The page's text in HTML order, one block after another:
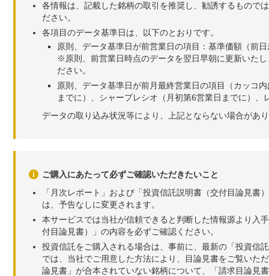
各情報は、記載した銘柄の取引を推奨し、勧誘するもので
ださい。
各項目のデータ基準日は、以下のとおりです。
原則、データ基準日が前営業日の項目：基準価額（前
※原則、前営業日時点のデータを翌日早朝に更新いた
ださい。
原則、データ基準日が前月最終営業日の項目（カッコ
までに）、シャープレシオ（月初第6営業日までに）
データの取り込み状況等により、上記とならない場合があ
ご購入にあたって必ずご確認いただきたいこと
「月次レポート」および「投資信託説明書（交付目論見
は、予告なしに変更されます。
本サービスでは当社が信頼できると判断した情報源より入
付目論見書）」の内容を必ずご確認ください。
投資信託をご購入される場合は、事前に、最新の「投資信
では、当社でご用意した方法により、目論見書をご覧いた
論見書」が合本されていない銘柄について、「請求目論見